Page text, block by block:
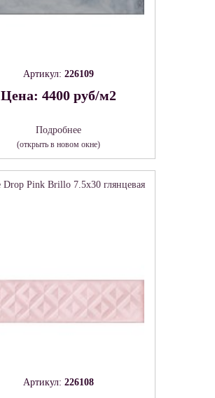
Артикул: 226109
Цена: 4400 руб/м2
Подробнее
(открыть в новом окне)
Drop Pink Brillo 7.5х30 глянцевая
Артикул: 226108